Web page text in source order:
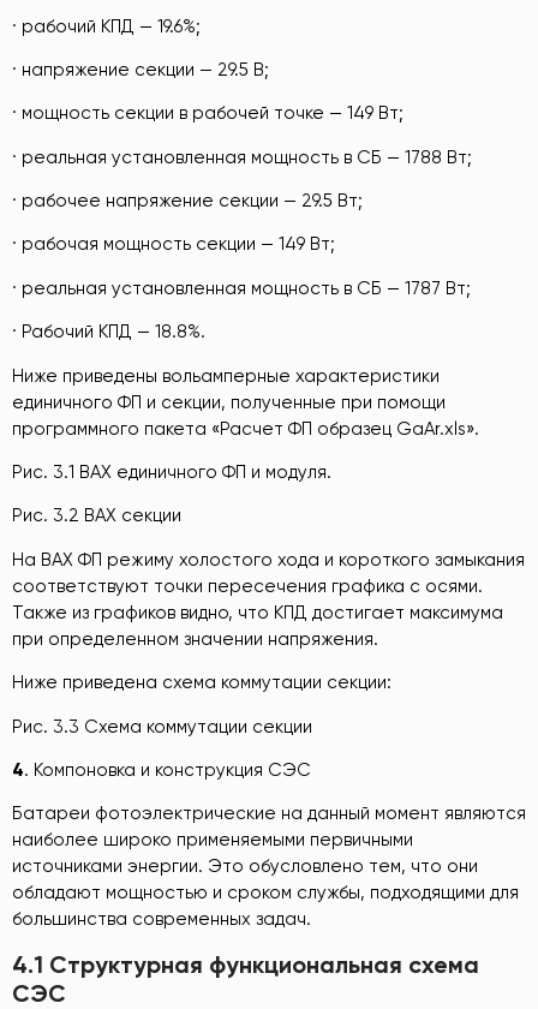
· рабочий КПД — 19.6%;
· напряжение секции — 29.5 В;
· мощность секции в рабочей точке — 149 Вт;
· реальная установленная мощность в СБ — 1788 Вт;
· рабочее напряжение секции — 29.5 Вт;
· рабочая мощность секции — 149 Вт;
· реальная установленная мощность в СБ — 1787 Вт;
· Рабочий КПД — 18.8%.
Ниже приведены вольамперные характеристики
единичного ФП и секции, полученные при помощи
программного пакета «Расчет ФП образец GaAr.xls».
Рис. 3.1 ВАХ единичного ФП и модуля.
Рис. 3.2 ВАХ секции
На ВАХ ФП режиму холостого хода и короткого замыкания
соответствуют точки пересечения графика с осями.
Также из графиков видно, что КПД достигает максимума
при определенном значении напряжения.
Ниже приведена схема коммутации секции:
Рис. 3.3 Схема коммутации секции
4. Компоновка и конструкция СЭС
Батареи фотоэлектрические на данный момент являются
наиболее широко применяемыми первичными
источниками энергии. Это обусловлено тем, что они
обладают мощностью и сроком службы, подходящими для
большинства современных задач.
4.1 Структурная функциональная схема
СЭС